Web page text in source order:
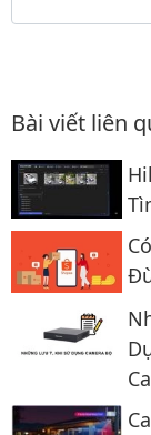
Bài viết liên